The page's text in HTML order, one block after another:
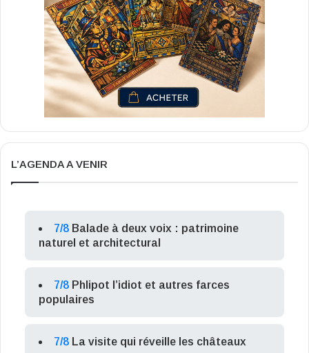
L’AGENDA A VENIR
7/8 Balade à deux voix : patrimoine
naturel et architectural
7/8 Phlipot l’idiot et autres farces
populaires
7/8 La visite qui réveille les châteaux